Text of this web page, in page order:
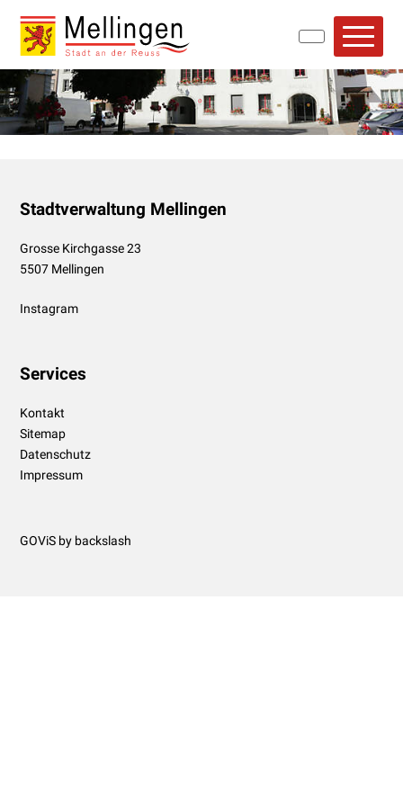
Navigieren in Mellingen
Schnellnavigation
Footer
Stadtverwaltung Mellingen
Grosse Kirchgasse 23
5507 Mellingen
Instagram
Services
Kontakt
Sitemap
Datenschutz
Impressum
GOViS by backslash